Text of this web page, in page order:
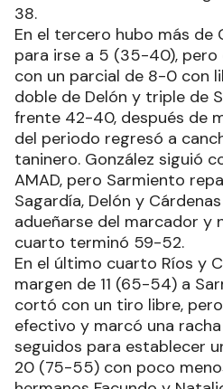
38.
En el tercero hubo más de
para irse a 5 (35-40),
con un parcial de 8-0 con
doble de Delón y triple de
frente 42-40, después de
del periodo regresó a
taninero. González siguió
AMAD, pero Sarmiento
Sagardía, Delón y
adueñarse del marcador y
cuarto terminó 59-52.
En el último cuarto Ríos y
margen de 11 (65-54) a
cortó con un tiro libre,
efectivo y marcó una
seguidos para establecer
20 (75-55) con poco